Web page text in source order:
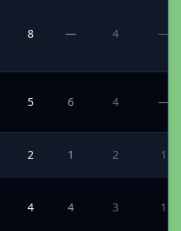
8 — 4 —
5 6 4 —
2 1 2 1
4 4 3 1